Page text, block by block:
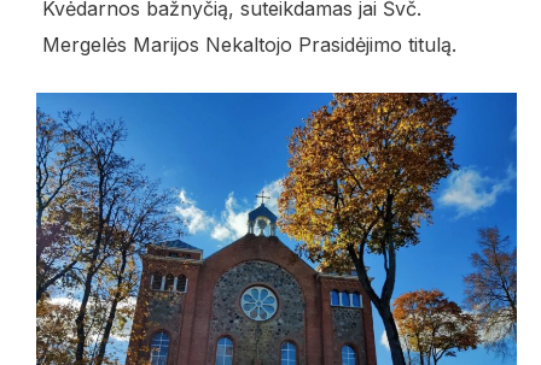
Kvėdarnos bažnyčią, suteikdamas jai Švč.
Mergelės Marijos Nekaltojo Prasidėjimo titulą.